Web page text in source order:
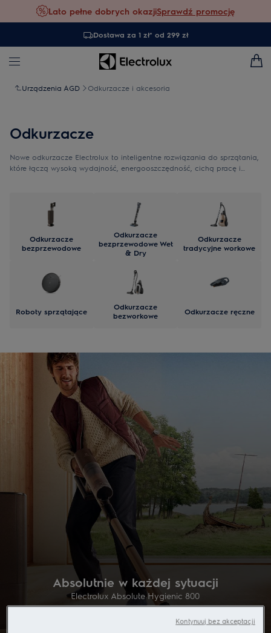
Lato pełne dobrych okazjiSprawdź promocję
Dostawa za 1 zł* od 299 zł
Urządzenia AGD Odkurzacze i akcesoria
Odkurzacze
Nowe odkurzacze Electrolux to inteligentne rozwiązania do sprzątania,
które łączą wysoką wydajność, energooszczędność, cichą pracę i
Odkurzacze
bezprzewodowe
Odkurzacze
bezprzewodowe Wet
& Dry
Odkurzacze
tradycyjne workowe
Roboty sprzątające
Odkurzacze
bezworkowe
Odkurzacze ręczne
Absolutnie w każdej sytuacji
Electrolux Absolute Hygienic 800
Kontynuuj bez akceptacji